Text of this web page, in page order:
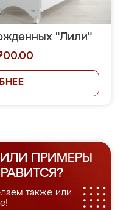
"Лили"
ПРИМЕРЫ
также или